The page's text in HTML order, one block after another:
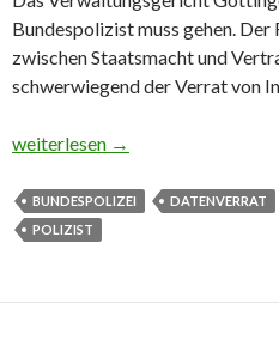
Bundespolizist muss gehen.
zwischen Staatsmacht und
schwerwiegend der Verrat von
Bundespolizist gefeuert:
weiterlesen →
BUNDESPOLIZEI DATENVERRAT
POLIZIST